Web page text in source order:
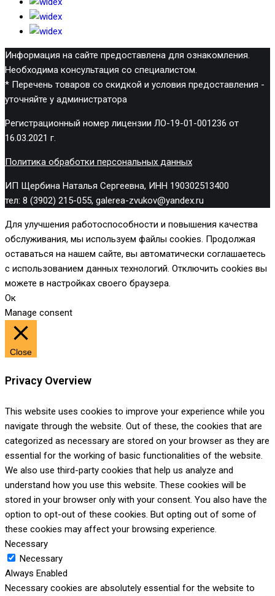
Информация на сайте предоставлена для ознакомления.
Необходима консультация со специалистом.
* Перечень товаров со скидкой и условия предоставления -
уточняйте у администратора
Регистрационный номер лицензии ЛО-19-01-001236 от
16.03.2021 г.
Политика обработки персональных данных
ИП Щербина Наталья Сергеевна, ИНН 190302513400
тел: 8 (3902) 215-055, galerea-zvukov@yandex.ru
Для улучшения работоспособности и повышения качества
обслуживания, мы используем файлы cookies. Продолжая
оставаться на нашем сайте, вы автоматически соглашаетесь
с использованием данных технологий. Отключить cookies вы
можете в настройках своего браузера.
Ок
Manage consent
Close
Privacy Overview
This website uses cookies to improve your experience while you
navigate through the website. Out of these, the cookies that are
categorized as necessary are stored on your browser as they are
essential for the working of basic functionalities of the website.
We also use third-party cookies that help us analyze and
understand how you use this website. These cookies will be
stored in your browser only with your consent. You also have the
option to opt-out of these cookies. But opting out of some of
these cookies may affect your browsing experience.
Necessary
Necessary
Always Enabled
Necessary cookies are absolutely essential for the website to